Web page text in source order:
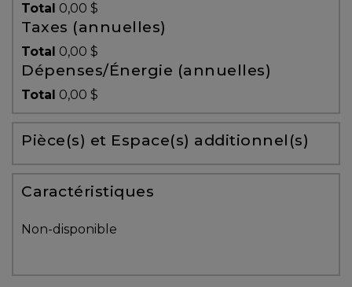
ACHAT
Alerte
immobilière
Avec
un
courtier
vous
protégé!
Total 0,00 $
Taxes (annuelles)
Total 0,00 $
Dépenses/Énergie (annuelles)
Total 0,00 $
Pièce(s) et Espace(s) additionnel(s)
Caractéristiques
Non-disponible